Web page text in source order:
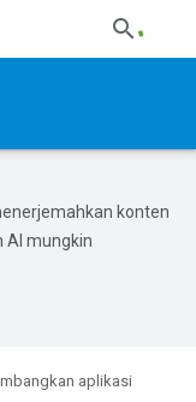
konten
AI mungkin
aplikasi